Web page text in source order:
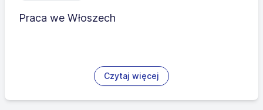
Praca we Włoszech
Czytaj więcej